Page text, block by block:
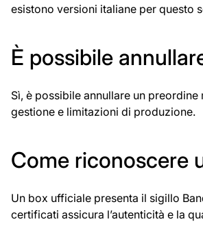
esistono versioni italiane per questo
È possibile
Sì, è possibile annullare un
gestione e limitazioni di produzione.
Come riconoscere
Un box ufficiale presenta il sigillo
certificati assicura l’autenticità e la